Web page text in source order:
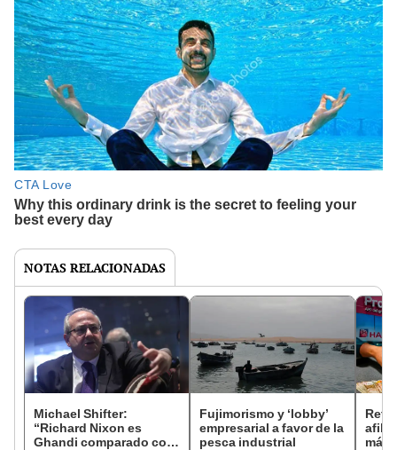
NOTAS RELACIONADAS
Michael Shifter:
“Richard Nixon es
Ghandi comparado con
Fujimorismo y ‘lobby’
empresarial a favor de la
pesca industrial
más